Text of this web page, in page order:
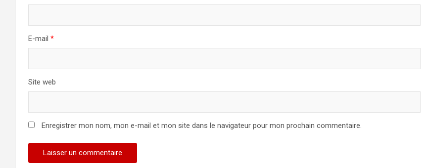
E-mail *
Site web
Enregistrer mon nom, mon e-mail et mon site dans le navigateur pour mon prochain commentaire.